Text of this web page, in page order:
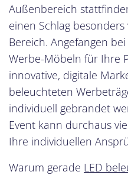
Außenbereich
einen Schlag
Bereich. Angefangen
Werbe-Möbeln für Ihre
innovative, digitale
beleuchteten
individuell gebrandet
Event kann durchaus
Ihre individuellen
Warum gerade LED